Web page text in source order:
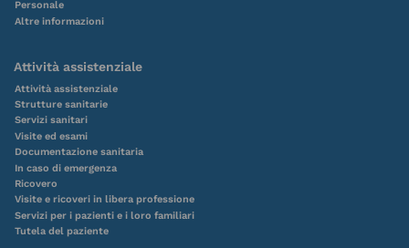
Personale
Altre informazioni
Attività assistenziale
Attività assistenziale
Strutture sanitarie
Servizi sanitari
Visite ed esami
Documentazione sanitaria
In caso di emergenza
Ricovero
Visite e ricoveri in libera professione
Servizi per i pazienti e i loro familiari
Tutela del paziente